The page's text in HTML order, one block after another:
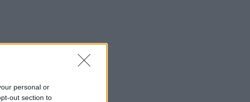
personal or
out section to